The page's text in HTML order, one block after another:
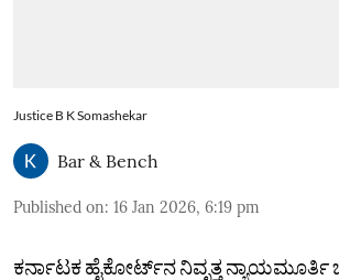
Justice B K Somashekar
Bar & Bench
Published on: 16 Jan 2026, 6:19 pm
ಕರ್ನಾಟಕ ಹೈಕೋರ್ಟ್‌ನ ನಿವೃತ್ತ